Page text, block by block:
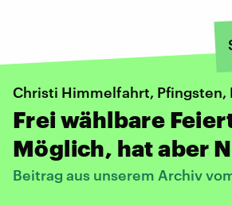
Christi Himmelfahrt, Pfingsten,
Frei wählbare
Möglich, hat aber
Beitrag aus unserem Archiv